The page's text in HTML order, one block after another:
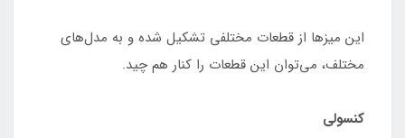
این میزها از قطعات مختلفی تشکیل شده و به مدل‌های
مختلف، می‌توان این قطعات را کنار هم چید.
کنسولی